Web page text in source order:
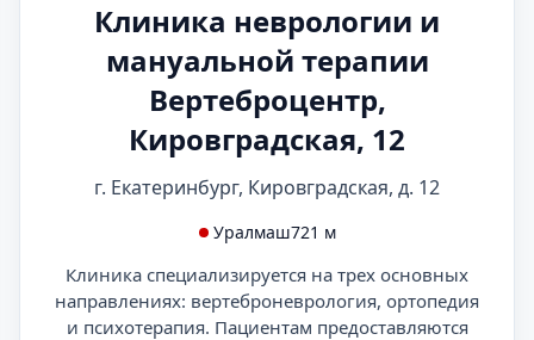
Клиника неврологии и
мануальной терапии
Вертеброцентр,
Кировградская, 12
г. Екатеринбург, Кировградская, д. 12
Уралмаш721 м
Клиника специализируется на трех основных
направлениях: вертеброневрология, ортопедия
и психотерапия. Пациентам предоставляются